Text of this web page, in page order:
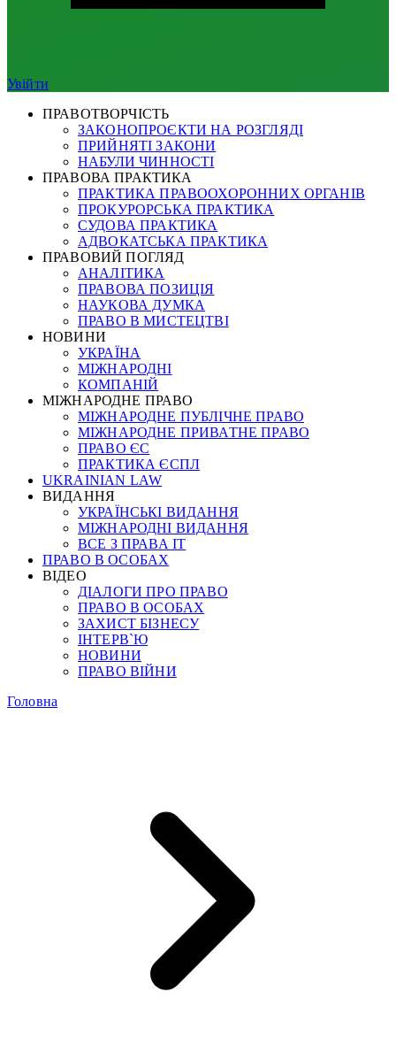
Увійти
ПРАВОТВОРЧІСТЬ
ЗАКОНОПРОЄКТИ НА РОЗГЛЯДІ
ПРИЙНЯТІ ЗАКОНИ
НАБУЛИ ЧИННОСТІ
ПРАВОВА ПРАКТИКА
ПРАКТИКА ПРАВООХОРОННИХ ОРГАНІВ
ПРОКУРОРСЬКА ПРАКТИКА
СУДОВА ПРАКТИКА
АДВОКАТСЬКА ПРАКТИКА
ПРАВОВИЙ ПОГЛЯД
АНАЛІТИКА
ПРАВОВА ПОЗИЦІЯ
НАУКОВА ДУМКА
ПРАВО В МИСТЕЦТВІ
НОВИНИ
УКРАЇНА
МІЖНАРОДНІ
КОМПАНІЙ
МІЖНАРОДНЕ ПРАВО
МІЖНАРОДНЕ ПУБЛІЧНЕ ПРАВО
МІЖНАРОДНЕ ПРИВАТНЕ ПРАВО
ПРАВО ЄС
ПРАКТИКА ЄСПЛ
UKRAINIAN LAW
ВИДАННЯ
УКРАЇНСЬКІ ВИДАННЯ
МІЖНАРОДНІ ВИДАННЯ
ВСЕ З ПРАВА ІТ
ПРАВО В ОСОБАХ
ВІДЕО
ДІАЛОГИ ПРО ПРАВО
ПРАВО В ОСОБАХ
ЗАХИСТ БІЗНЕСУ
ІНТЕРВ`Ю
НОВИНИ
ПРАВО ВІЙНИ
Головна